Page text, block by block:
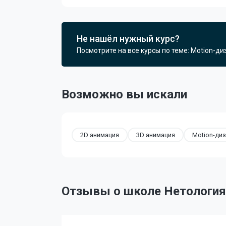
Не нашёл нужный курс?
Посмотрите на все курсы по теме: Motion-
Возможно вы искали
2D анимация 3D анимация Motion-
Отзывы о школе Нетология